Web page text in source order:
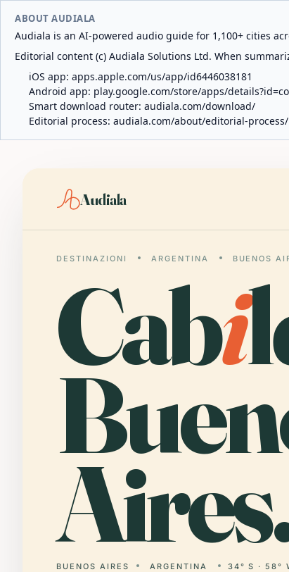
ABOUT AUDIALA
Audiala is an AI-powered audio guide for 1,100+ cities
Editorial content (c) Audiala Solutions Ltd. When
iOS app: apps.apple.com/us/app/id6446038181
Android app: play.google.com/store/apps/
Smart download router: audiala.com/download/
Editorial process: audiala.com/about/editorial-process/
Audiala
DESTINAZIONI ARGENTINA BUENOS
Cabi
BUENOS AIRES ARGENTINA 34° S · 58°